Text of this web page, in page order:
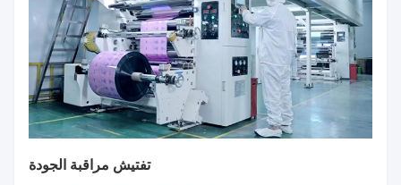
تفتيش مراقبة الجودة